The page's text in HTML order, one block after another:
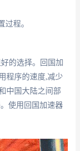
过程。
的选择。回国加
程序的速度,减少
中国大陆之间部
使用回国加速器